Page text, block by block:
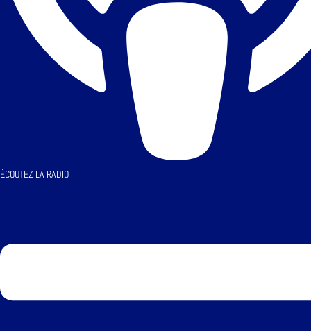
ÉCOUTEZ LA RADIO